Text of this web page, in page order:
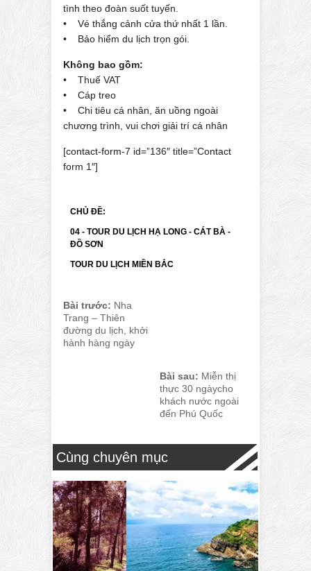
tình theo đoàn suốt tuyến.
• Vé thắng cảnh cửa thứ nhất 1 lần.
• Bảo hiểm du lịch trọn gói.
Không bao gồm:
• Thuế VAT
• Cáp treo
• Chi tiêu cá nhân, ăn uồng ngoài
chương trình, vui chơi giải trí cá nhân
[contact-form-7 id=”136″ title=”Contact
form 1″]
CHỦ ĐỀ:
04 - TOUR DU LỊCH HẠ LONG - CÁT BÀ -
ĐỒ SƠN
TOUR DU LỊCH MIỀN BẮC
Bài trước: Nha
Trang – Thiên
đường du lịch, khởi
hành hàng ngày
Bài sau: Miễn thị
thực 30 ngàycho
khách nước ngoài
đến Phú Quốc
Cùng chuyên mục